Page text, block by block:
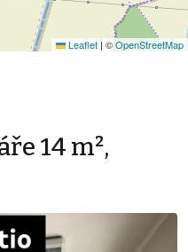
Leaflet | ©OpenStreetMap
14 m²,